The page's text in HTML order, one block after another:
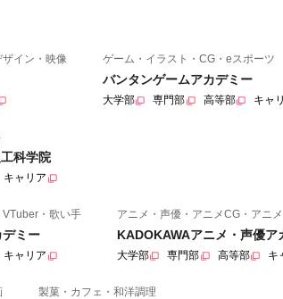
イン・映像 ゲーム・イラスト・CG・eスポーツ
バンタンゲームアカデミー
大学部 専門部 高等部 キャ
科学院
キャリア
・歌い手
ミー
キャリア
アニメ・声優・アニメCG・アニ
KADOKAWAアニメ・声優ア
大学部 専門部 高等部 キ
製菓・カフェ・和洋調理